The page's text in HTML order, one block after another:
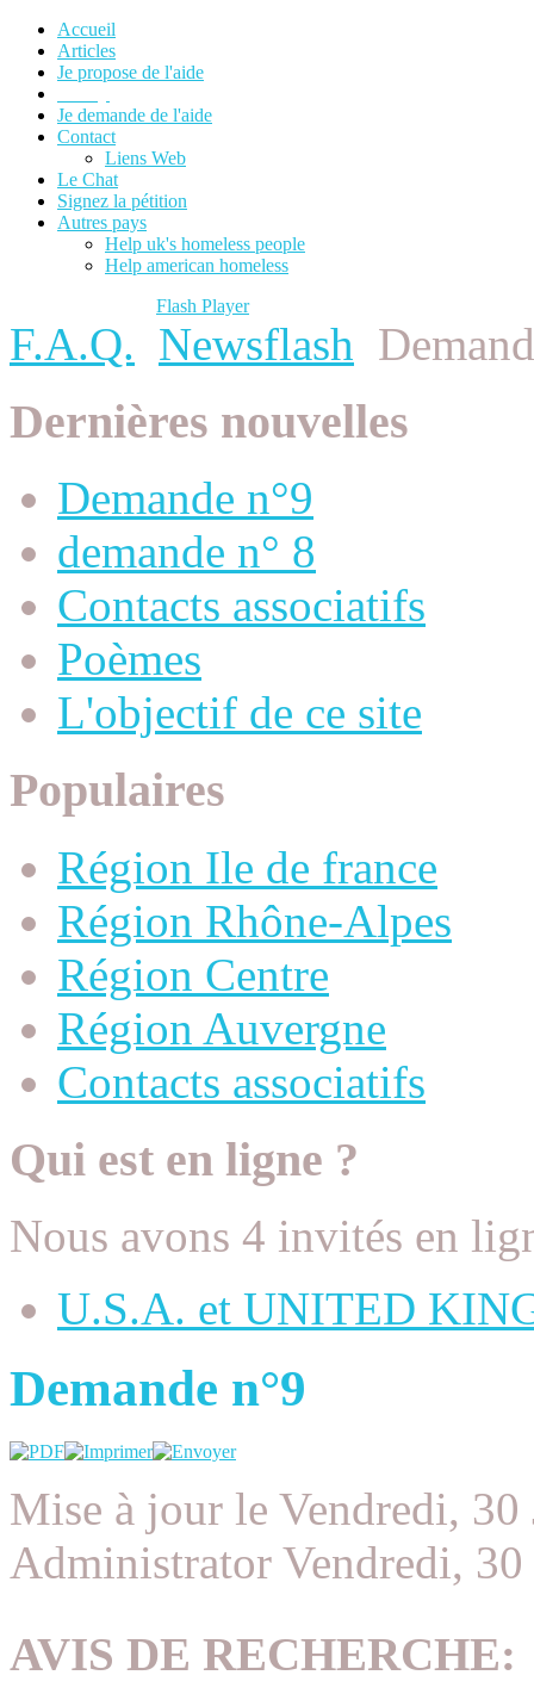
Accueil
Articles
Je propose de l'aide
Je demande de l'aide
Contact
Liens Web
Le Chat
Signez la pétition
Autres pays
Help uk's homeless people
Help american homeless
Flash Playerto view content.
F.A.Q. Newsflash
Dernières nouvelles
Demande n°9
demande n° 8
Contacts associatifs
Poèmes
L'objectif de ce site
Populaires
Région Ile de france
Région Rhône-Alpes
Région Centre
Région Auvergne
Contacts associatifs
Qui est en ligne ?
Nous avons 4 invités en
U.S.A. et UNITED
Demande n°9
Mise à jour le Vendredi,
Administrator Vendredi,
AVIS DE RECHERCHE: